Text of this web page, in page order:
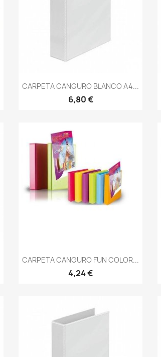
Vista rápida
CARPETA CANGURO BLANCO A4...
6,80 €
Vista rápida
CARPETA CANGURO FUN COLOR...
4,24 €